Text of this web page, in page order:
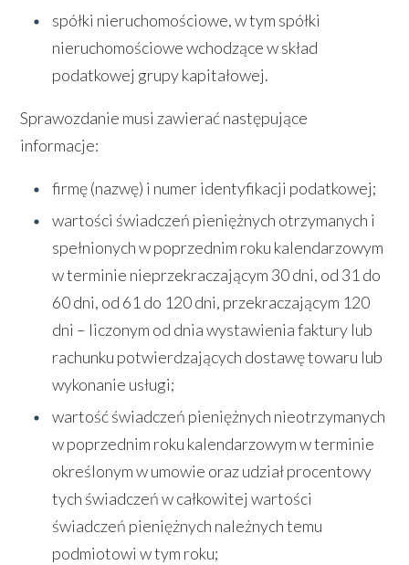
spółki nieruchomościowe, w tym spółki
nieruchomościowe wchodzące w skład
podatkowej grupy kapitałowej.
Sprawozdanie musi zawierać następujące
informacje:
firmę (nazwę) i numer identyfikacji podatkowej;
wartości świadczeń pieniężnych otrzymanych i
spełnionych w poprzednim roku kalendarzowym
w terminie nieprzekraczającym 30 dni, od 31 do
60 dni, od 61 do 120 dni, przekraczającym 120
dni – liczonym od dnia wystawienia faktury lub
rachunku potwierdzających dostawę towaru lub
wykonanie usługi;
wartość świadczeń pieniężnych nieotrzymanych
w poprzednim roku kalendarzowym w terminie
określonym w umowie oraz udział procentowy
tych świadczeń w całkowitej wartości
świadczeń pieniężnych należnych temu
podmiotowi w tym roku;